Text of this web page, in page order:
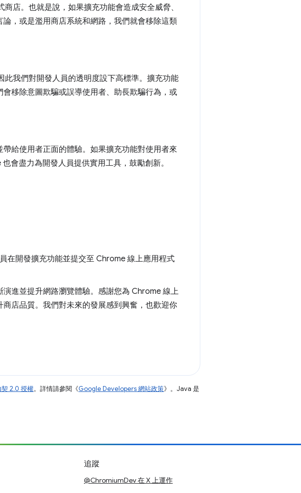
店。也就是說，如果擴充功能會造成安全威脅、
，或是濫用商店系統和網路，我們就會移除這類
我們對開發人員的透明度設下高標準。擴充功能
移除意圖欺騙或誤導使用者、助長欺騙行為，或
給使用者正面的體驗。如果擴充功能對使用者來
會盡力為開發人員提供實用工具，鼓勵創新。
在開發擴充功能並提交至 Chrome 線上應用程式
進並提升網路瀏覽體驗。感謝您為 Chrome 線上
店品質。我們對未來的發展感到興奮，也歡迎你
契 2.0 授權。詳情請參閱《Google Developers 網站政策》。Java 是
追蹤
@ChromiumDev 在 X 上運作